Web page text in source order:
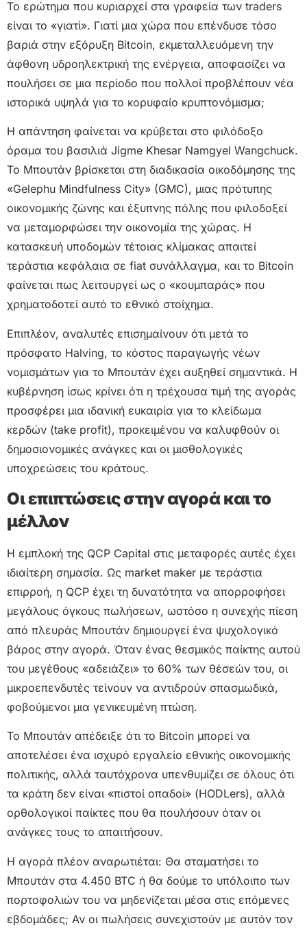
Το ερώτημα που κυριαρχεί στα γραφεία των traders
είναι το «γιατί». Γιατί μια χώρα που επένδυσε τόσο
βαριά στην εξόρυξη Bitcoin, εκμεταλλευόμενη την
άφθονη υδροηλεκτρική της ενέργεια, αποφασίζει να
πουλήσει σε μια περίοδο που πολλοί προβλέπουν νέα
ιστορικά υψηλά για το κορυφαίο κρυπτονόμισμα;
Η απάντηση φαίνεται να κρύβεται στο φιλόδοξο
όραμα του βασιλιά Jigme Khesar Namgyel Wangchuck.
Το Μπουτάν βρίσκεται στη διαδικασία οικοδόμησης της
«Gelephu Mindfulness City» (GMC), μιας πρότυπης
οικονομικής ζώνης και έξυπνης πόλης που φιλοδοξεί
να μεταμορφώσει την οικονομία της χώρας. Η
κατασκευή υποδομών τέτοιας κλίμακας απαιτεί
τεράστια κεφάλαια σε fiat συνάλλαγμα, και το Bitcoin
φαίνεται πως λειτουργεί ως ο «κουμπαράς» που
χρηματοδοτεί αυτό το εθνικό στοίχημα.
Επιπλέον, αναλυτές επισημαίνουν ότι μετά το
πρόσφατο Halving, το κόστος παραγωγής νέων
νομισμάτων για το Μπουτάν έχει αυξηθεί σημαντικά. Η
κυβέρνηση ίσως κρίνει ότι η τρέχουσα τιμή της αγοράς
προσφέρει μια ιδανική ευκαιρία για το κλείδωμα
κερδών (take profit), προκειμένου να καλυφθούν οι
δημοσιονομικές ανάγκες και οι μισθολογικές
υποχρεώσεις του κράτους.
Οι επιπτώσεις στην αγορά και το
μέλλον
Η εμπλοκή της QCP Capital στις μεταφορές αυτές έχει
ιδιαίτερη σημασία. Ως market maker με τεράστια
επιρροή, η QCP έχει τη δυνατότητα να απορροφήσει
μεγάλους όγκους πωλήσεων, ωστόσο η συνεχής πίεση
από πλευράς Μπουτάν δημιουργεί ένα ψυχολογικό
βάρος στην αγορά. Όταν ένας θεσμικός παίκτης αυτού
του μεγέθους «αδειάζει» το 60% των θέσεών του, οι
μικροεπενδυτές τείνουν να αντιδρούν σπασμωδικά,
φοβούμενοι μια γενικευμένη πτώση.
Το Μπουτάν απέδειξε ότι το Bitcoin μπορεί να
αποτελέσει ένα ισχυρό εργαλείο εθνικής οικονομικής
πολιτικής, αλλά ταυτόχρονα υπενθυμίζει σε όλους ότι
τα κράτη δεν είναι «πιστοί οπαδοί» (HODLers), αλλά
ορθολογικοί παίκτες που θα πουλήσουν όταν οι
ανάγκες τους το απαιτήσουν.
Η αγορά πλέον αναρωτιέται: Θα σταματήσει το
Μπουτάν στα 4.450 BTC ή θα δούμε το υπόλοιπο των
πορτοφολιών του να μηδενίζεται μέσα στις επόμενες
εβδομάδες; Αν οι πωλήσεις συνεχιστούν με αυτόν τον